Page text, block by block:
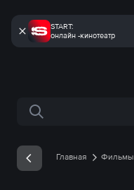
START:
онлайн -кинотеатр
Поиск по сайту
Главная Фильмы